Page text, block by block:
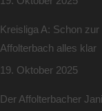
Kreisliga A: Schon
Affolterbach alles klar
19. Oktober 2025
Der Affolterbacher